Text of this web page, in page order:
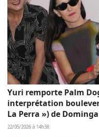
Yuri remporte Palm
interprétation
La Perra ») de
22/05/2026 à 14h38